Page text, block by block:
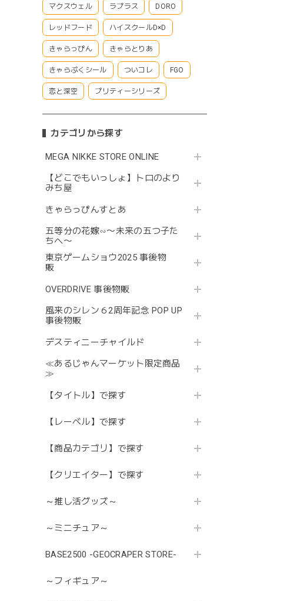
マクスウェル ラプラス DORO
レッドフード ハイスクールD×D
きゃらっぴん きゃらとりあ
きゃらぷくシール ついコレ FGO
恋と深空 プリティーシリーズ
カテゴリから探す
MEGA NIKKE STORE ONLINE
【どこでもいっしょ】トロのより
みち屋
きゃらっぴんすとあ
五等分の花嫁∽〜未来の五つ子た
ちへ〜
東京ゲームショウ2025 事後物
販
OVERDRIVE 事後物販
風来のシレン６2周年記念 POP UP
事後物販
デスティニーチャイルド
≪あるじゃんマーケット限定商品
≫
【タイトル】で探す
【レーベル】で探す
【商品カテゴリ】で探す
【クリエイター】で探す
～推し活グッズ～
～ミニチュア～
BASE2500 -GEOCRAPER STORE-
～フィギュア～